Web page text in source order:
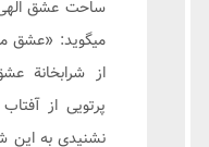
ساحت عشق الهی
میگوید: «عشق
از شرابخانة
پرتویی از
نشنیدی به این